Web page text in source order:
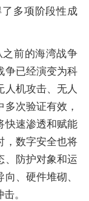
多项阶段性成
前的海湾战争
争已经演变为科
机攻击、无人
次验证有效，
快速渗透和赋能
，数字安全也将
、防护对象和运
、硬件堆砌、
。